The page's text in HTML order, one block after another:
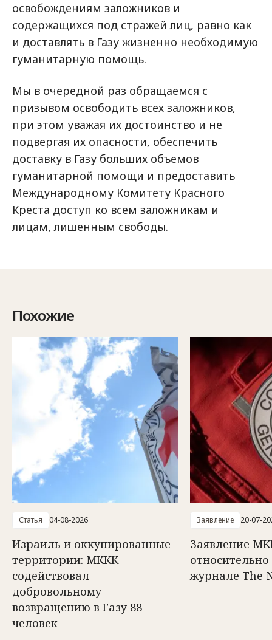
освобождениям заложников и
содержащихся под стражей лиц, равно как
и доставлять в Газу жизненно необходимую
гуманитарную помощь.
Мы в очередной раз обращаемся с
призывом освободить всех заложников,
при этом уважая их достоинство и не
подвергая их опасности, обеспечить
доставку в Газу больших объемов
гуманитарной помощи и предоставить
Международному Комитету Красного
Креста доступ ко всем заложникам и
лицам, лишенным свободы.
Похожие
Статья 04-08-2026
Израиль и оккупированные
территории: МККК
содействовал
добровольному
возвращению в Газу 88
человек
Заявление 20-07-
Заявление
относительно
журнале The